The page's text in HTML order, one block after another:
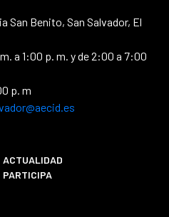
San Benito, San Salvador, El
a 1:00 p. m. y de 2:00 a 7:00
p. m
ACTUALIDAD
PARTICIPA